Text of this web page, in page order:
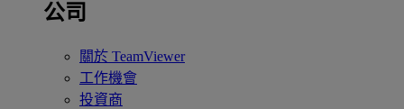
公司
關於 TeamViewer
工作機會
投資商